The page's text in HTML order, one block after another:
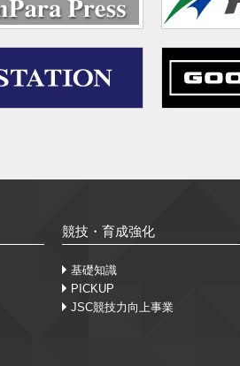
競技・育成強化
基礎知識
PICKUP
JSC競技力向上事業